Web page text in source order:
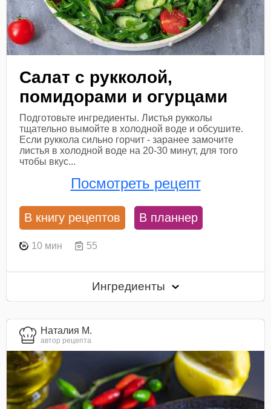
Салат с рукколой,
помидорами и огурцами
Подготовьте ингредиенты. Листья рукколы
тщательно вымойте в холодной воде и обсушите.
Если руккола сильно горчит - заранее замочите
листья в холодной воде на 20-30 минут, для того
чтобы вкус...
Посмотреть рецепт
В книгу рецептов В планнер
10 мин 55
Ингредиенты
Наталия М.
автор рецепта